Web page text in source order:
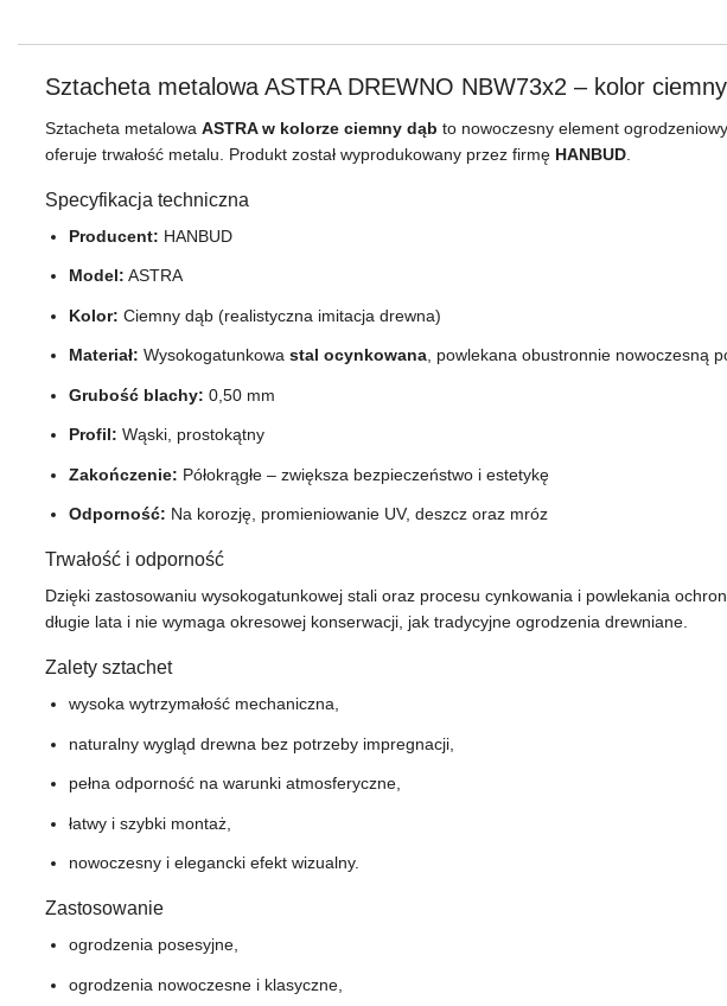
Sztacheta metalowa ASTRA DREWNO NBW73x2 – kolor
Sztacheta metalowa ASTRA w kolorze ciemny dąb to nowoczesny element
oferuje trwałość metalu. Produkt został wyprodukowany przez firmę HANBUD
Specyfikacja techniczna
Producent: HANBUD
Model: ASTRA
Kolor: Ciemny dąb (realistyczna imitacja drewna)
Materiał: Wysokogatunkowa stal ocynkowana , powlekana obustronnie nowoczesną
Grubość blachy: 0,50 mm
Profil: Wąski, prostokątny
Zakończenie: Półokrągłe – zwiększa bezpieczeństwo i estetykę
Odporność: Na korozję, promieniowanie UV, deszcz oraz mróz
Trwałość i odporność
Dzięki zastosowaniu wysokogatunkowej stali oraz procesu cynkowania i powlekania
długie lata i nie wymaga okresowej konserwacji, jak tradycyjne ogrodzenia drewniane.
Zalety sztachet
wysoka wytrzymałość mechaniczna,
naturalny wygląd drewna bez potrzeby impregnacji,
pełna odporność na warunki atmosferyczne,
łatwy i szybki montaż,
nowoczesny i elegancki efekt wizualny.
Zastosowanie
ogrodzenia posesyjne,
ogrodzenia nowoczesne i klasyczne,